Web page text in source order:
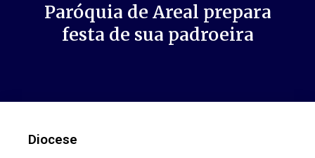
Paróquia de Areal prepara
festa de sua padroeira
Diocese